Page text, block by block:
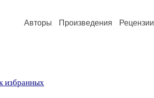
Авторы Произведения Рецензии
избранных